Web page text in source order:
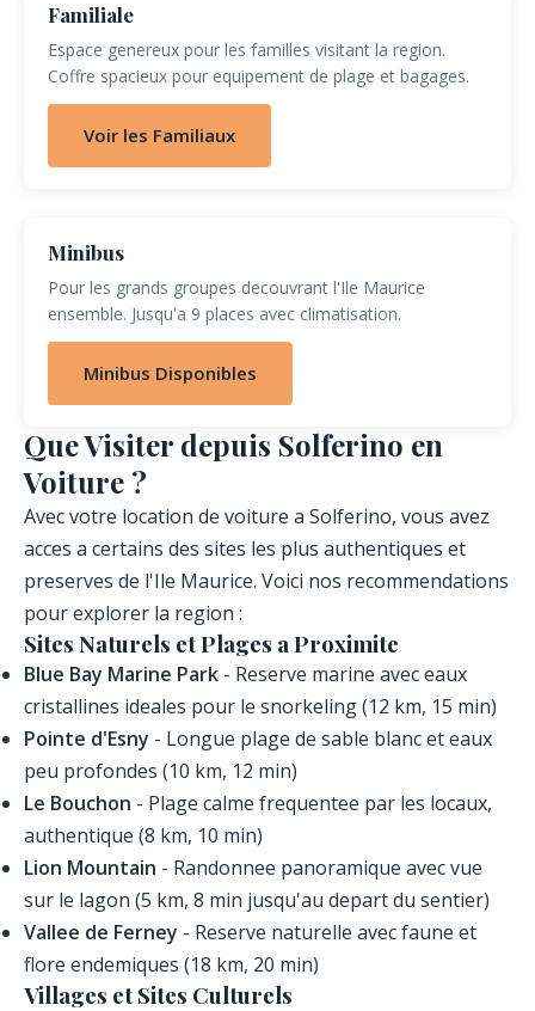
Familiale
Espace genereux pour les familles visitant la region.
Coffre spacieux pour equipement de plage et bagages.
Voir les Familiaux
Minibus
Pour les grands groupes decouvrant l'Ile Maurice
ensemble. Jusqu'a 9 places avec climatisation.
Minibus Disponibles
Que Visiter depuis Solferino en
Voiture ?
Avec votre location de voiture a Solferino, vous avez
acces a certains des sites les plus authentiques et
preserves de l'Ile Maurice. Voici nos recommendations
pour explorer la region :
Sites Naturels et Plages a Proximite
Blue Bay Marine Park - Reserve marine avec eaux
cristallines ideales pour le snorkeling (12 km, 15 min)
Pointe d'Esny - Longue plage de sable blanc et eaux
peu profondes (10 km, 12 min)
Le Bouchon - Plage calme frequentee par les locaux,
authentique (8 km, 10 min)
Lion Mountain - Randonnee panoramique avec vue
sur le lagon (5 km, 8 min jusqu'au depart du sentier)
Vallee de Ferney - Reserve naturelle avec faune et
flore endemiques (18 km, 20 min)
Villages et Sites Culturels